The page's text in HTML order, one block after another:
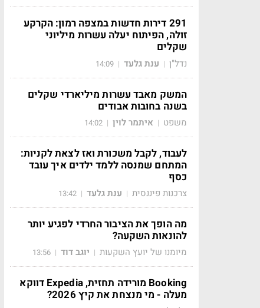
291 דירות חדשות במצפה רמון: הקרקע
זולה, הפיתוח יעלה עשרות מיליוני
שקלים
נדל"ן | ענת גלעד |
14:09
המשק מאבד עשרות מיליארדי שקלים
בשנה בחובות אבודים
משפט | איתמר לוין |
14:02
לעבוד, לקבל משכורת ואז לצאת לקניות:
המתחם שמנסה ללמד ילדים איך עובד
כסף
צרכנות פיננסית | ענת גלעד |
13:42
מה הופך את הציבור החרדי לפגיע יותר
להונאות השקעה?
מיומנו של יועץ השקעות | יוגב דוד |
13:56
Booking מורידה תחזית, Expedia דווקא
מעלה - מי מנצחת את קיץ 2026?